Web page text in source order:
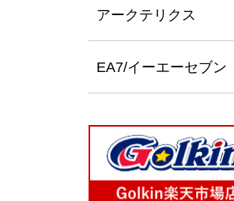
アークテリクス
EA7/イーエーセブン